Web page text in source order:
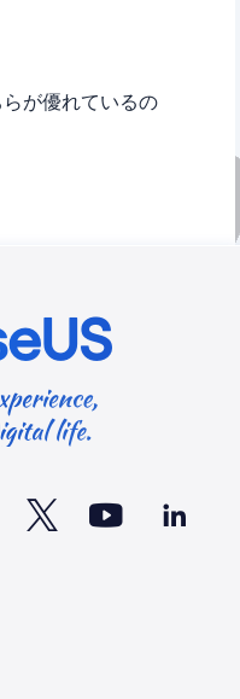
が優れているの
  